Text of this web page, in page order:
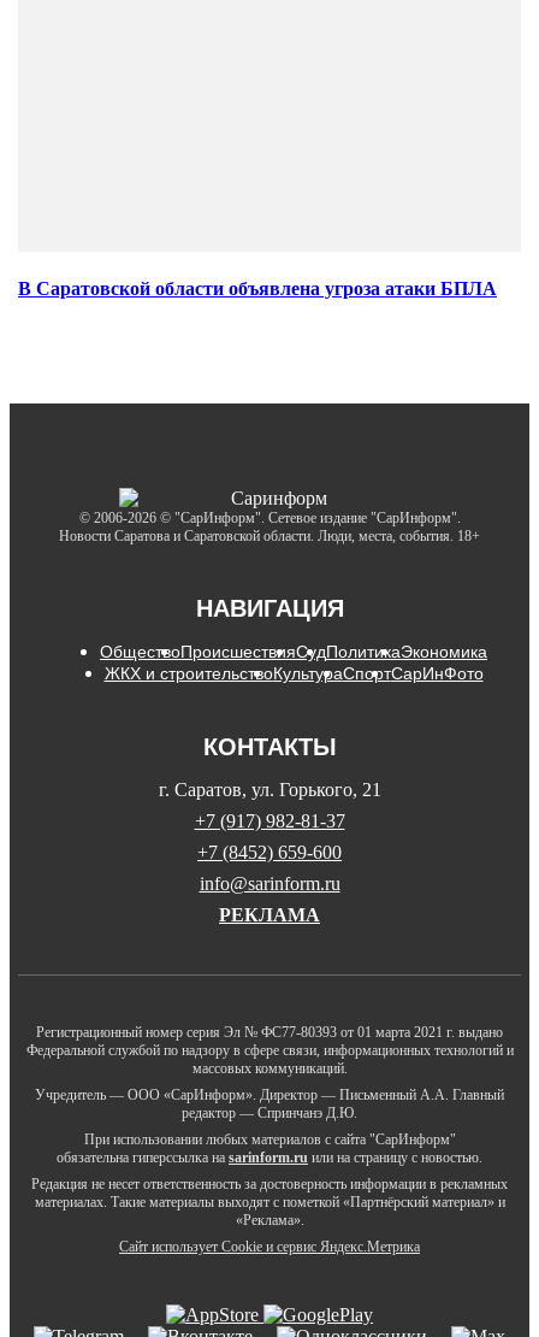
В Саратовской области объявлена угроза атаки БПЛА
© 2006-2026 © "СарИнформ". Сетевое издание "СарИнформ".
Новости Саратова и Саратовской области. Люди, места, события. 18+
НАВИГАЦИЯ
ОбществоПроисшествияСудПолитикаЭкономика
ЖКХ и строительствоКультураСпортСарИнФото
КОНТАКТЫ
г. Саратов, ул. Горького, 21
+7 (917) 982-81-37
+7 (8452) 659-600
info@sarinform.ru
РЕКЛАМА
Регистрационный номер серия Эл № ФС77-80393 от 01 марта 2021 г. выдано
Федеральной службой по надзору в сфере связи, информационных технологий и
массовых коммуникаций.
Учредитель — ООО «СарИнформ». Директор — Письменный А.А. Главный
редактор — Спринчанэ Д.Ю.
При использовании любых материалов с сайта "СарИнформ"
обязательна гиперссылка на sarinform.ru или на страницу с новостью.
Редакция не несет ответственность за достоверность информации в рекламных
материалах. Такие материалы выходят с пометкой «Партнёрский материал» и
«Реклама».
Сайт использует Cookie и сервиc Яндекс.Метрика